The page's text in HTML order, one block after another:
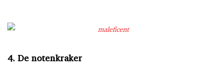
4. De notenkraker